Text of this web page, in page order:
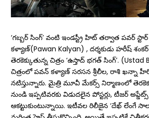
‘గబ్బర్ సింగ్’ వంటి ఇండస్ట్రీ హిట్ తర్వాత పవర్
కళ్యాణ్(Pawan Kalyan) , దర్శకుడు హరీష్
తెరకెక్కుతున్న చిత్రం ‘ఉస్తాద్ భగత్ సింగ్’.
చిత్రంలో పవన్ కళ్యాణ్ సరసన శ్రీలీల, రాశి ఖన్నా
నటిస్తున్నారు. మైత్రి మూవీ మేకర్స్ నిర్మాణంలో
నుండి ఇప్పటివరకు విడుదలైన పోస్టర్లు, టీజర్
ఆకట్టుకుంటున్నాయి. ఇటీవల రిలీజైన ‘దేఖ్ లేంగే